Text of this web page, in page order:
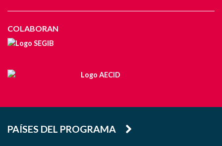
COLABORAN
PAÍSES DEL PROGRAMA